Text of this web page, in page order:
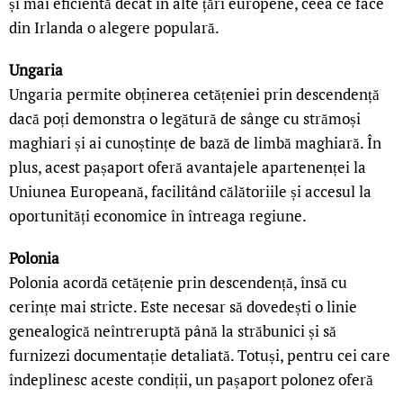
din Irlanda o alegere populară.
Ungaria
Ungaria permite obținerea cetățeniei prin descendență
dacă poți demonstra o legătură de sânge cu strămoși
maghiari și ai cunoștințe de bază de limbă maghiară. În
plus, acest pașaport oferă avantajele apartenenței la
Uniunea Europeană, facilitând călătoriile și accesul la
oportunități economice în întreaga regiune.
Polonia
Polonia acordă cetățenie prin descendență, însă cu
cerințe mai stricte. Este necesar să dovedești o linie
genealogică neîntreruptă până la străbunici și să
furnizezi documentație detaliată. Totuși, pentru cei care
îndeplinesc aceste condiții, un pașaport polonez oferă